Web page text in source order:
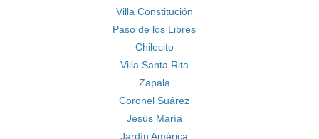
Villa Constitución
Paso de los Libres
Chilecito
Villa Santa Rita
Zapala
Coronel Suárez
Jesús María
Jardín América